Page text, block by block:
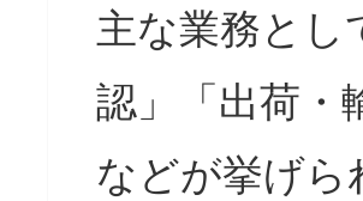
主な業務とし
認」「出荷・
などが挙げら